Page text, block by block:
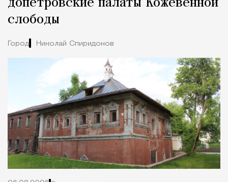
допетровские палаты Кожевенной
слободы
Город Николай Спиридонов